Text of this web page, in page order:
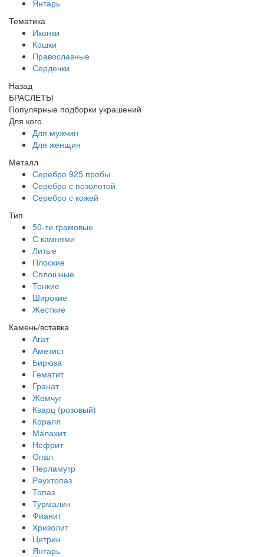
Янтарь
Тематика
Иконки
Кошки
Православные
Сердечки
Назад
БРАСЛЕТЫ
Популярные подборки украшений
Для кого
Для мужчин
Для женщин
Металл
Серебро 925 пробы
Серебро с позолотой
Серебро с кожей
Тип
50-ти грамовые
С камнями
Литые
Плоские
Сплошные
Тонкие
Широкие
Жесткие
Камень/вставка
Агат
Аметист
Бирюза
Гематит
Гранат
Жемчуг
Кварц (розовый)
Коралл
Малахит
Нефрит
Опал
Перламутр
Раухтопаз
Топаз
Турмалин
Фианит
Хризолит
Цитрин
Янтарь